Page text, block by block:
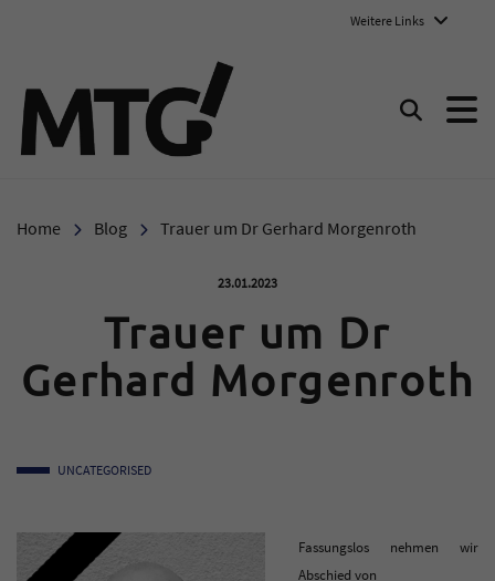
Weitere Links
Suchen
Home Blog Trauer um Dr Gerhard Morgenroth
Veröffentlicht am:
23.01.2023
Trauer um Dr
Gerhard Morgenroth
UNCATEGORISED
Fassungslos nehmen wir
Abschied von